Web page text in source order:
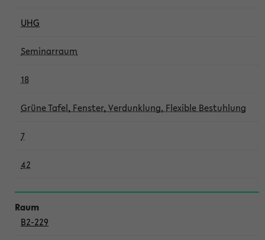
UHG
Seminarraum
18
Grüne Tafel, Fenster, Verdunklung, Flexible Bestuhlung
7
42
B2-229